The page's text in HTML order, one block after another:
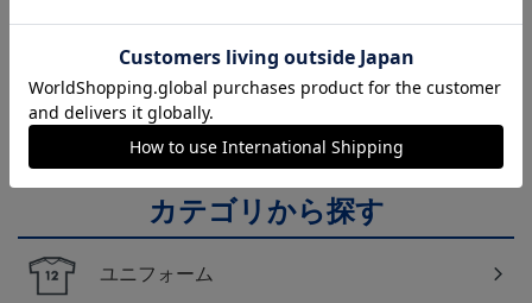
横浜FC
横浜ＦＣのすべてのグッズをチェックしたい方に！
全グッズ一覧はこちら！
カテゴリから探す
ユニフォーム